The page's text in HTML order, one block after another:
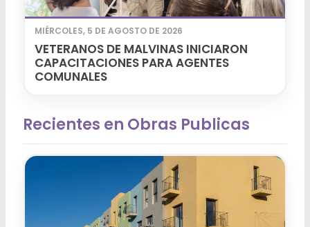
MIÉRCOLES, 5 DE AGOSTO DE 2026
VETERANOS DE MALVINAS INICIARON
CAPACITACIONES PARA AGENTES
COMUNALES
Recientes en Obras Publicas